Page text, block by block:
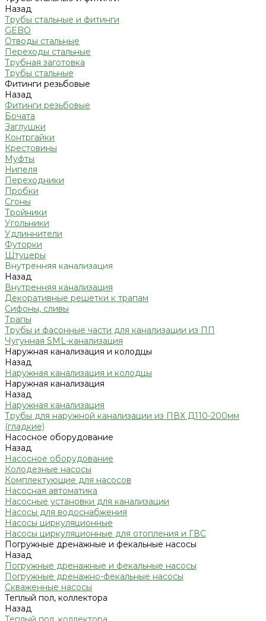
Назад
Трубы стальные и фитинги
GEBO
Отводы стальные
Переходы стальные
Трубная заготовка
Трубы стальные
Фитинги резьбовые
Назад
Фитинги резьбовые
Бочата
Заглушки
Контргайки
Крестовины
Муфты
Нипеля
Переходники
Пробки
Сгоны
Тройники
Угольники
Удлиннители
Футорки
Штуцеры
Внутренняя канализация
Назад
Внутренняя канализация
Декоративные решетки к трапам
Сифоны, сливы
Трапы
Трубы и фасонные части для канализации из ПП
Чугунная SML-канализация
Наружная канализация и колодцы
Назад
Наружная канализация и колодцы
Наружная канализация
Назад
Наружная канализация
Трубы для наружной канализации из ПВХ Д110-200мм
(гладкие)
Насосное оборудование
Назад
Насосное оборудование
Колодезные насосы
Комплектующие для насосов
Насосная автоматика
Насосные установки для канализации
Насосы для водоснабжения
Насосы циркуляционные
Насосы циркуляционные для отопления и ГВС
Погружные дренажные и фекальные насосы
Назад
Погружные дренажные и фекальные насосы
Погружные дренажно-фекальные насосы
Скваженные насосы
Теплый пол, коллектора
Назад